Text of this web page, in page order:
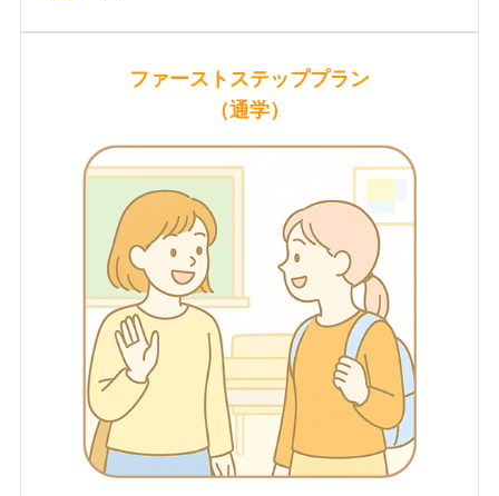
フ ァーストステッププラン
（通学）